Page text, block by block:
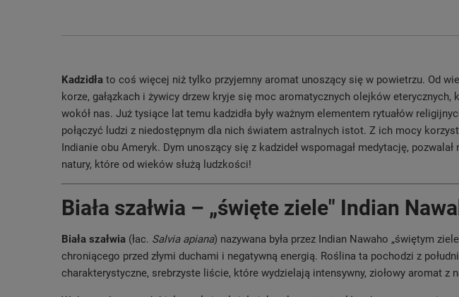
Kadzidła to coś więcej niż tylko przyjemny aromat unoszący się w powietrzu. Od
korze, gałązkach i żywicy drzew kryje się moc aromatycznych olejków
wokół nas. Już tysiące lat temu kadzidła były ważnym elementem rytuałów
połączyć ludzi z niedostępnym dla nich światem astralnych istot. Z ich mocy
Indianie obu Ameryk. Dym unoszący się z kadzideł wspomagał medytację,
natury, które od wieków służą ludzkości!
Biała szałwia – „święte ziele" Indian
Biała szałwia (łac. Salvia apiana) nazywana była przez Indian Nawaho „świętym
chroniącego przed złymi duchami i negatywną energią. Roślina ta pochodzi z
charakterystyczne, srebrzyste liście, które wydzielają intensywny, ziołowy aromat z